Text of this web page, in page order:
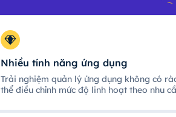
Nhiều tính năng ứng dụng
Trải nghiệm quản lý ứng dụng không có
thể điều chỉnh mức độ linh hoạt theo nhu